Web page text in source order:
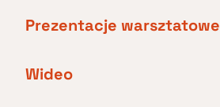
Prezentacje warsztatowe
Wideo